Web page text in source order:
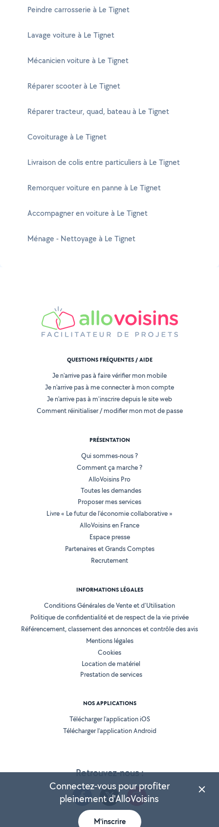
Peindre carrosserie à Le Tignet
Lavage voiture à Le Tignet
Mécanicien voiture à Le Tignet
Réparer scooter à Le Tignet
Réparer tracteur, quad, bateau à Le Tignet
Covoiturage à Le Tignet
Livraison de colis entre particuliers à Le Tignet
Remorquer voiture en panne à Le Tignet
Accompagner en voiture à Le Tignet
Ménage - Nettoyage à Le Tignet
Retrouvez-nous :
QUESTIONS FRÉQUENTES / AIDE
Je n'arrive pas à faire vérifier mon mobile
Je n'arrive pas à me connecter à mon compte
Je n'arrive pas à m'inscrire depuis le site web
Comment réinitialiser / modifier mon mot de passe
PRÉSENTATION
Qui sommes-nous ?
Comment ça marche ?
AlloVoisins Pro
Toutes les demandes
Proposer mes services
Livre « Le futur de l'économie collaborative »
AlloVoisins en France
Espace presse
Partenaires et Grands Comptes
Recrutement
INFORMATIONS LÉGALES
Conditions Générales de Vente et d'Utilisation
Politique de confidentialité et de respect de la vie privée
Référencement, classement des annonces et contrôle des avis
Mentions légales
Cookies
Location de matériel
Prestation de services
NOS APPLICATIONS
Télécharger l’application iOS
Télécharger l’application Android
Connectez-vous pour profiter
pleinement d'AlloVoisins
M'inscrire